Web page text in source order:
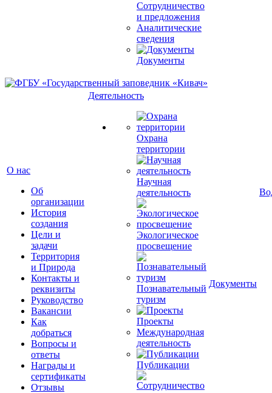
Сотрудничество
и предложения
Аналитические
сведения
Документы
О нас
Об
организации
История
создания
Цели и
задачи
Территория
и Природа
Контакты и
реквизиты
Руководство
Вакансии
Как
добраться
Вопросы и
ответы
Награды и
сертификаты
Отзывы
Деятельность
Охрана
территории
Научная
деятельность
Экологическое
просвещение
Познавательный
туризм
Проекты
Международная
деятельность
Публикации
Документы